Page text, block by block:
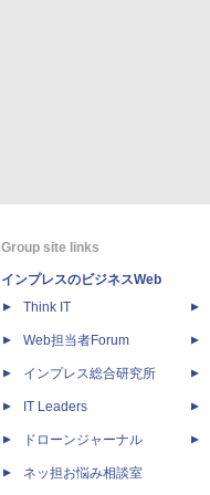
Group site links
インプレスのビジネスWeb
Think IT
Web担当者Forum
インプレス総合研究所
IT Leaders
ドローンジャーナル
ネッ担お悩み相談室